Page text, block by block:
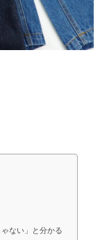
ない」と分かる